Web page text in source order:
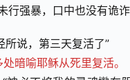
行强暴，口中也没有诡
所说，第三天复活了”
处暗喻耶稣从死里复活。